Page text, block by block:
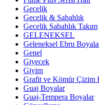
Gecelik
Gecelik & Sabahlık
Gecelik Sabahlık Takım
GELENEKSEL
Geleneksel Ebru
Genel
Giyecek
Giyim
Grafit ve Kömür Çizim
Guaj Boyalar
Guaj-Tempera Boyalar